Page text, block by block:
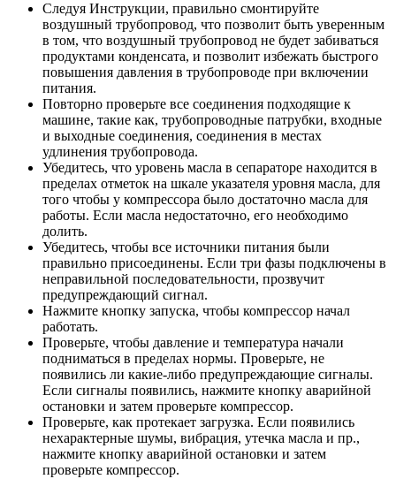
Следуя Инструкции, правильно смонтируйте
воздушный трубопровод, что позволит быть уверенным
в том, что воздушный трубопровод не будет забиваться
продуктами конденсата, и позволит избежать быстрого
повышения давления в трубопроводе при включении
питания.
Повторно проверьте все соединения подходящие к
машине, такие как, трубопроводные патрубки, входные
и выходные соединения, соединения в местах
удлинения трубопровода.
Убедитесь, что уровень масла в сепараторе находится в
пределах отметок на шкале указателя уровня масла, для
того чтобы у компрессора было достаточно масла для
работы. Если масла недостаточно, его необходимо
долить.
Убедитесь, чтобы все источники питания были
правильно присоединены. Если три фазы подключены в
неправильной последовательности, прозвучит
предупреждающий сигнал.
Нажмите кнопку запуска, чтобы компрессор начал
работать.
Проверьте, чтобы давление и температура начали
подниматься в пределах нормы. Проверьте, не
появились ли какие-либо предупреждающие сигналы.
Если сигналы появились, нажмите кнопку аварийной
остановки и затем проверьте компрессор.
Проверьте, как протекает загрузка. Если появились
нехарактерные шумы, вибрация, утечка масла и пр.,
нажмите кнопку аварийной остановки и затем
проверьте компрессор.